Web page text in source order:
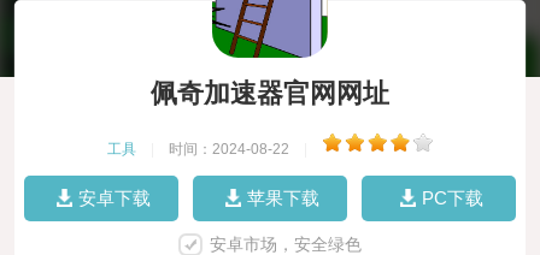
佩奇加速器官网网址
工具 时间：2024-08-22
安卓下载 苹果下载 PC下载
安卓市场，安全绿色